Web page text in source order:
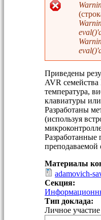
Приведены
AVR семейства
температура,
клавиатуры
Разработаны
(используя
Разработанные
Материалы
adamovich-
Секция:
Тип доклада:
Личное участие